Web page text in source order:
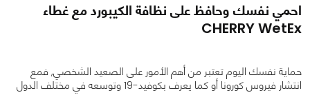
احمي نفسك وحافظ على نظافة الكيبورد مع غطاء
CHERRY WetEx
حماية نفسك اليوم تعتبر من أهم الأمور على الصعيد الشخصي, فمع
انتشار فيروس كورونا أو كما يعرف بكوفيد-19 وتوسعه في مختلف الدول